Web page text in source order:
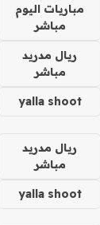
مباريات اليوم
مباشر
ريال مدريد
مباشر
yalla shoot
ريال مدريد
مباشر
yalla shoot